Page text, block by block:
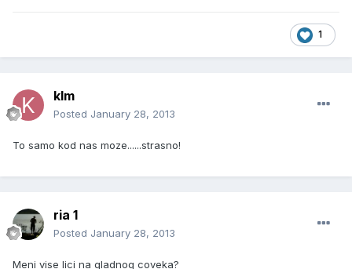
1
klm
Posted January 28, 2013
To samo kod nas moze......strasno!
ria 1
Posted January 28, 2013
Meni vise lici na gladnog coveka?